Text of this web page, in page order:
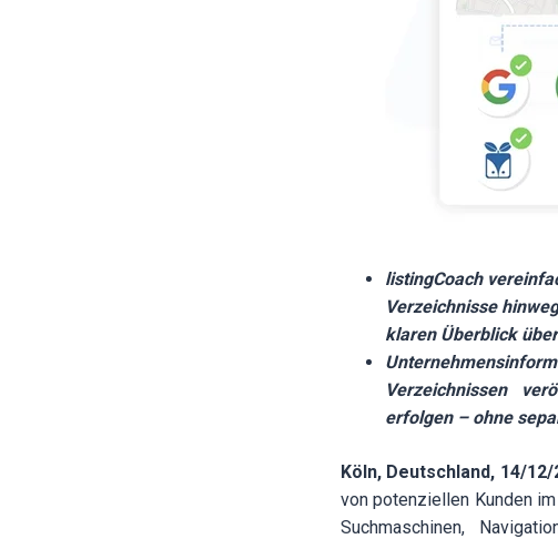
listingCoach
Verzeichnisse
klaren Überblick
Verzeichnissen
erfolgen – ohne
Köln, Deutschland, 14/12/
von potenziellen Kunden
Suchmaschinen,